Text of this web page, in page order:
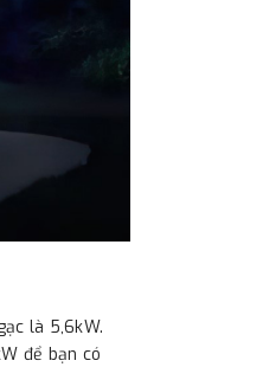
là 5,6kW.
để bạn có